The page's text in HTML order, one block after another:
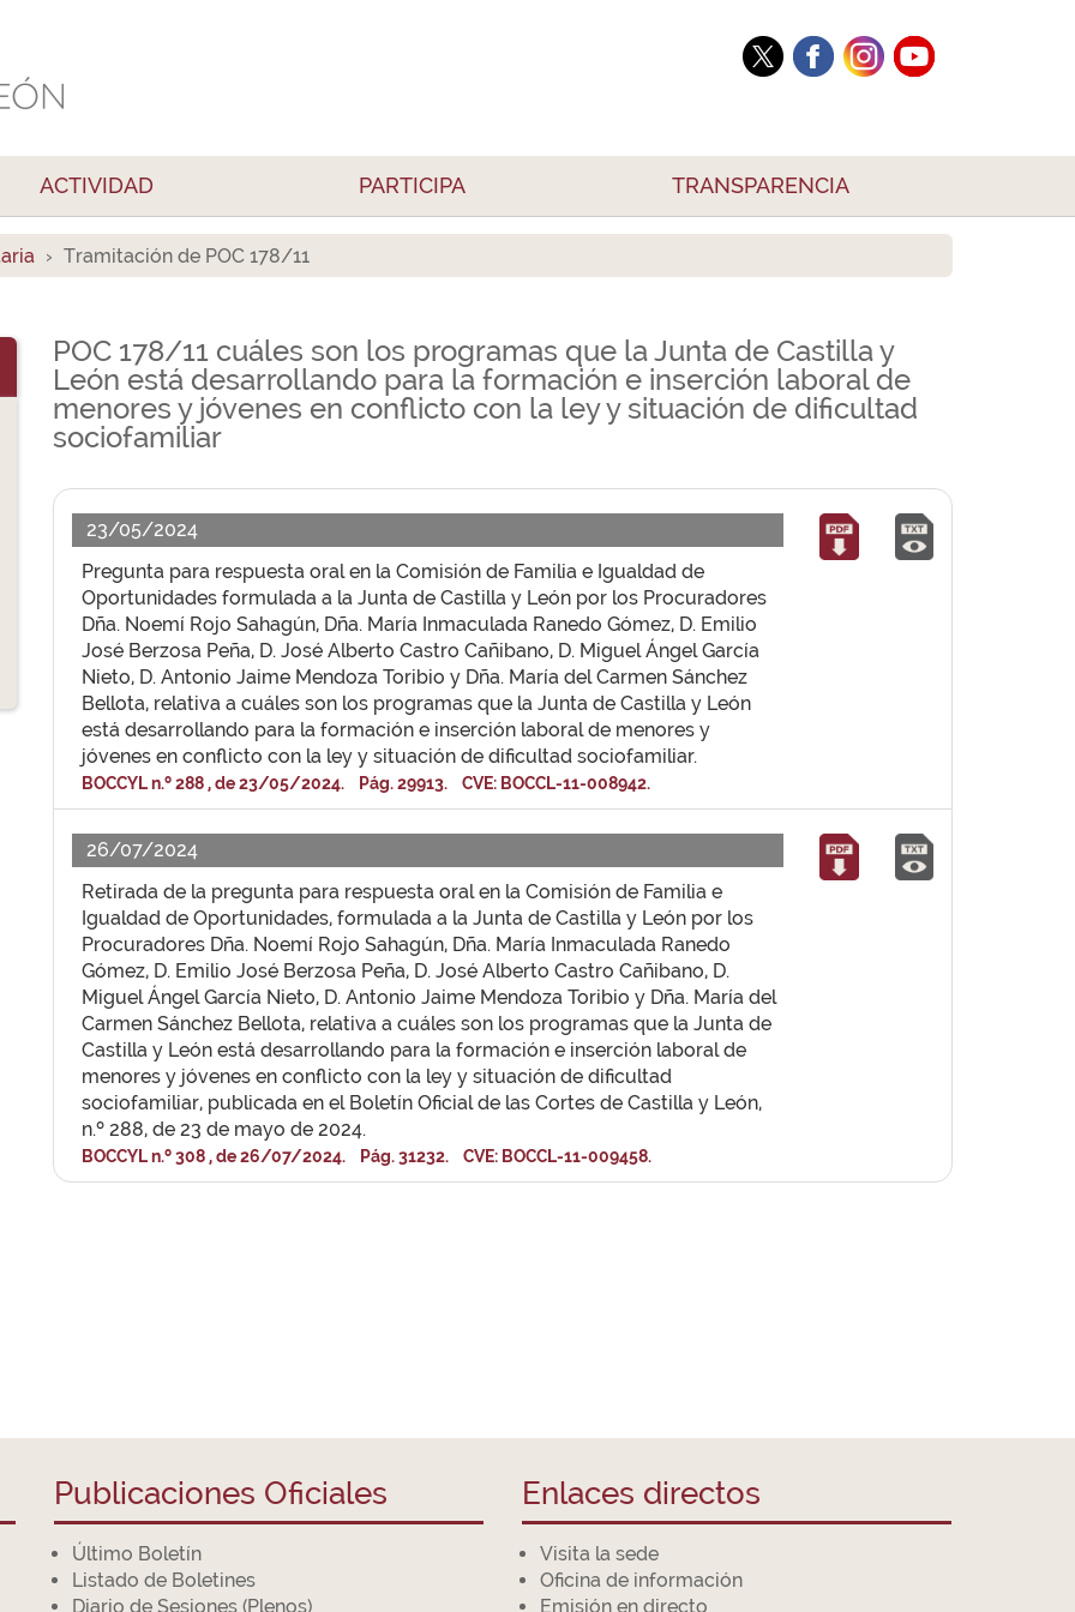
ACTIVIDAD PARTICIPA TRANSPARENCIA
Tramitación de POC 178/11
POC 178/11 cuáles son los programas que la Junta de Castilla y
León está desarrollando para la formación e inserción laboral de
menores y jóvenes en conflicto con la ley y situación de dificultad
sociofamiliar
23/05/2024
Pregunta para respuesta oral en la Comisión de Familia e Igualdad de
Oportunidades formulada a la Junta de Castilla y León por los Procuradores
Dña. Noemí Rojo Sahagún, Dña. María Inmaculada Ranedo Gómez, D. Emilio
José Berzosa Peña, D. José Alberto Castro Cañibano, D. Miguel Ángel García
Nieto, D. Antonio Jaime Mendoza Toribio y Dña. María del Carmen Sánchez
Bellota, relativa a cuáles son los programas que la Junta de Castilla y León
está desarrollando para la formación e inserción laboral de menores y
jóvenes en conflicto con la ley y situación de dificultad sociofamiliar.
BOCCYL n.º 288 , de 23/05/2024. Pág. 29913. CVE: BOCCL-11-008942.
26/07/2024
Retirada de la pregunta para respuesta oral en la Comisión de Familia e
Igualdad de Oportunidades, formulada a la Junta de Castilla y León por los
Procuradores Dña. Noemí Rojo Sahagún, Dña. María Inmaculada Ranedo
Gómez, D. Emilio José Berzosa Peña, D. José Alberto Castro Cañibano, D.
Miguel Ángel García Nieto, D. Antonio Jaime Mendoza Toribio y Dña. María del
Carmen Sánchez Bellota, relativa a cuáles son los programas que la Junta de
Castilla y León está desarrollando para la formación e inserción laboral de
menores y jóvenes en conflicto con la ley y situación de dificultad
sociofamiliar, publicada en el Boletín Oficial de las Cortes de Castilla y León,
n.º 288, de 23 de mayo de 2024.
BOCCYL n.º 308 , de 26/07/2024. Pág. 31232. CVE: BOCCL-11-009458.
Publicaciones Oficiales
Último Boletín
Listado de Boletines
Diario de Sesiones (Plenos)
Enlaces directos
Visita la sede
Oficina de información
Emisión en directo